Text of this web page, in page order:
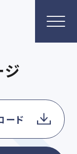
ード